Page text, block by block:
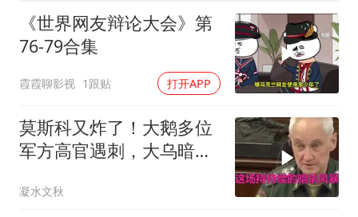
《世界网友辩论大会》第
76-79合集
霞霞聊影视 1跟贴 打开APP
莫斯科又炸了！大鹅多位
军方高官遇刺，大乌暗杀
凝水文秋